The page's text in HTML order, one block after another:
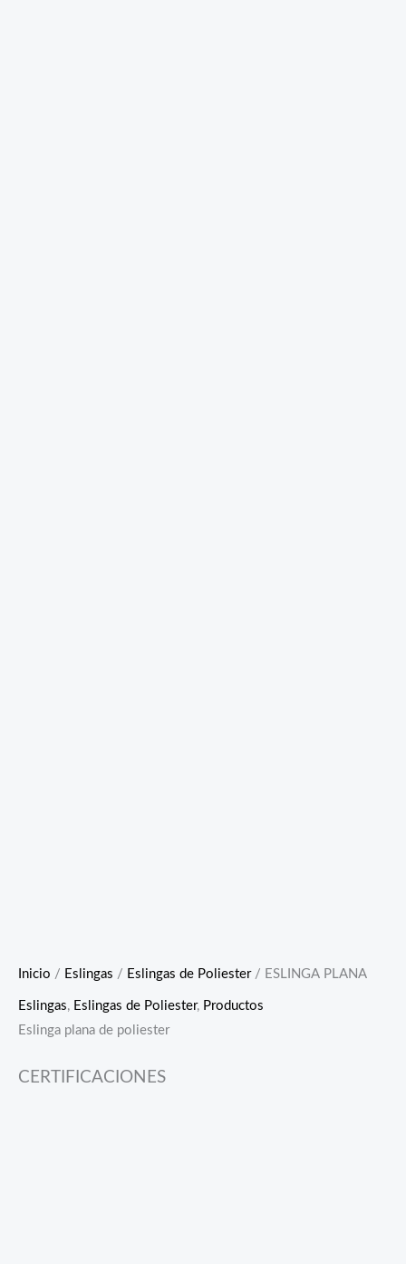
Inicio / Eslingas / Eslingas de Poliester/ ESLINGA PLANA
Eslingas, Eslingas de Poliester, Productos
Eslinga plana de poliester
CERTIFICACIONES